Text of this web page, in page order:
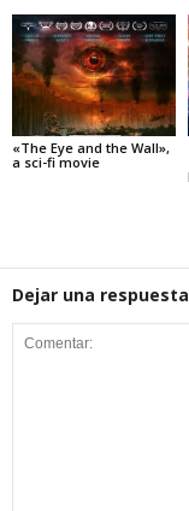
«The Eye and the Wall»,
a sci-fi movie
Dejar una respuesta